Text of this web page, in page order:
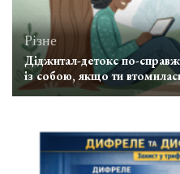
Різне
Діджитал-детокс по-
із собою, якщо ти